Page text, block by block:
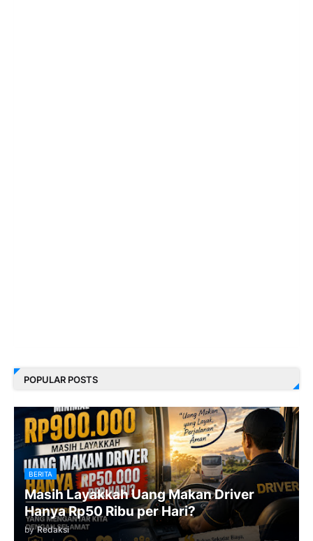
POPULAR POSTS
BERITA
Masih Layakkah Uang Makan Driver
Hanya Rp50 Ribu per Hari?
by Redaksi